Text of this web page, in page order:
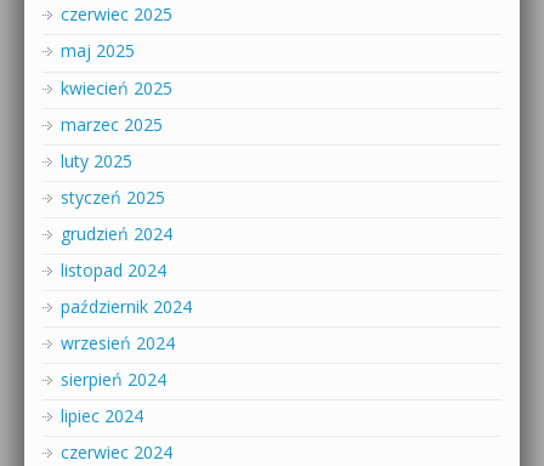
czerwiec 2025
maj 2025
kwiecień 2025
marzec 2025
luty 2025
styczeń 2025
grudzień 2024
listopad 2024
październik 2024
wrzesień 2024
sierpień 2024
lipiec 2024
czerwiec 2024